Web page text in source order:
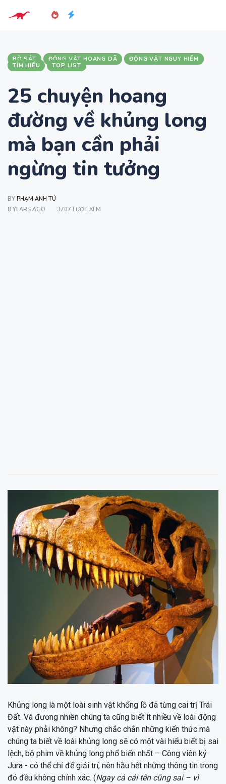
BÒ SÁT ĐỘNG VẬT HOANG DÃ
ĐỘNG VẬT NGUY HIỂM
TÌM HIỂU
TOP LIST
25 chuyện hoang
đường về khủng long
mà bạn cần phải
ngừng tin tưởng
BY PHẠM ANH TÚ
8 YEARS AGO
3707 LƯỢT XEM
Khủng long là một loài sinh vật khổng lồ đã từng cai trị Trái
Đất. Và đương nhiên chúng ta cũng biết ít nhiều về loài động
vật này phải không? Nhưng chắc chắn những kiến thức mà
chúng ta biết về loài khủng long sẽ có một vài hiểu biết bị sai
lệch, bộ phim về khủng long phổ biến nhất – Công viên kỷ
Jura - có thể chỉ để giải trí, nên hầu hết những thông tin trong
đó đều không chính xác. (Ngay cả cái tên cũng sai – vì